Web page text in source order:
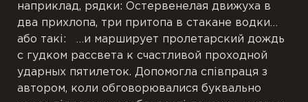
наприклад, рядки: Остервенелая движуха в
два прихлопа, три притопа в стакане водки…
або такі: …и марширует пролетарский дождь
с гудком рассвета к счастливой проходной
ударных пятилеток. Допомогла співпраця з
автором, коли обговорювалися буквально